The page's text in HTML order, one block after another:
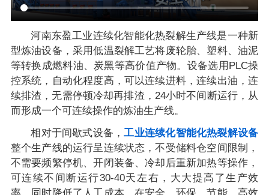
河南东盈工业连续化智能化热裂解生产线是一种新
型炼油设备，采用低温裂解工艺将废轮胎、塑料、油泥
等转换成燃料油、炭黑等高价值产物。设备选用PLC操
控系统，自动化程度高，可以连续进料，连续出油，连
续排渣，无需停顿冷却再排渣，24小时不间断运行，从
而形成一个可连续操作的炼油生产线。
相对于间歇式设备，工业连续化智能化热裂解设备
整个生产线的运行呈连续状态，不受储料仓空间限制，
不需要频繁停机、开闭装备、冷却后重新加热等操作，
可连续不间断运行30-40天左右，大大提高了生产效